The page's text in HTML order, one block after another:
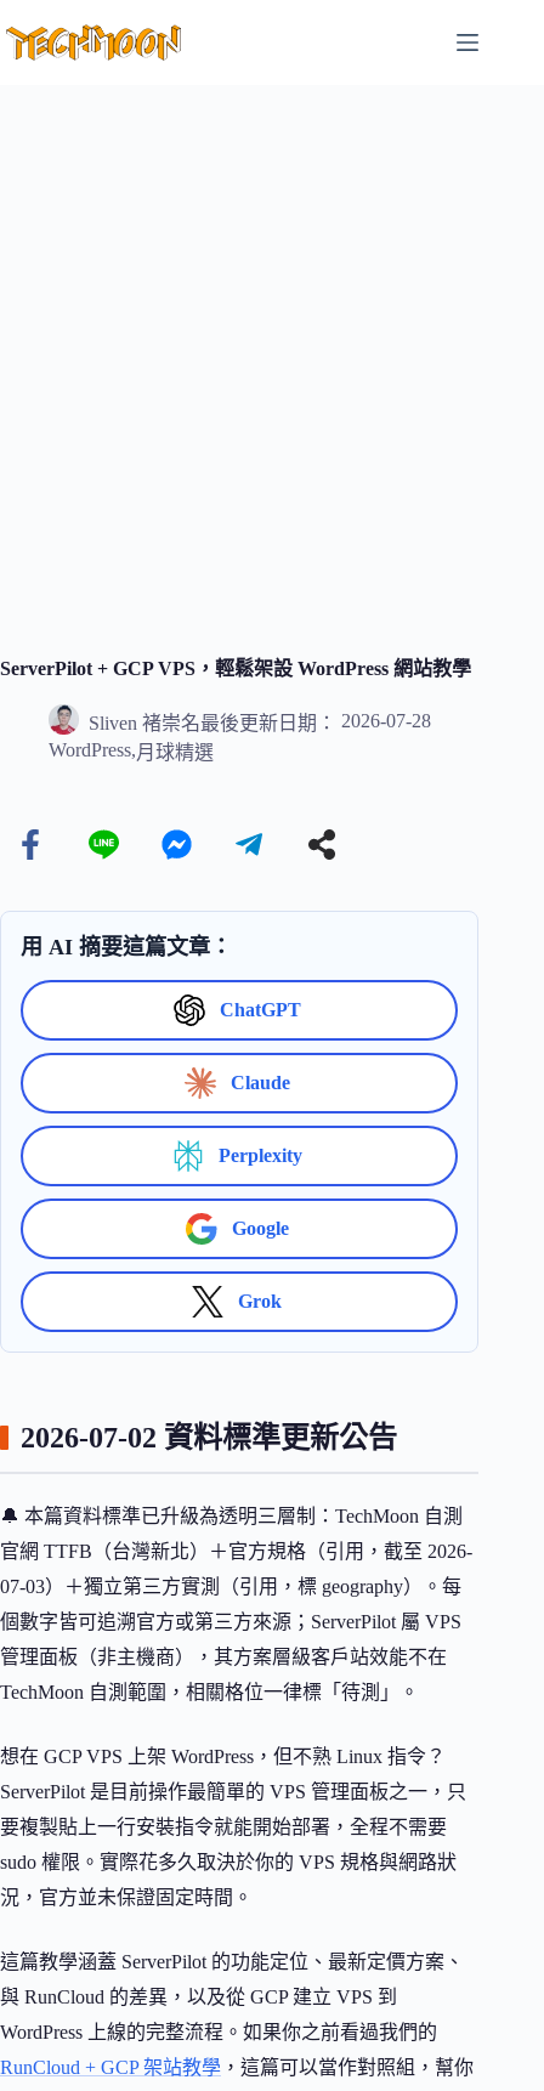
至
ServerPilot + GCP VPS，輕鬆架設 WordPress 網站教學
Sliven 褚崇名最後更新日期：
2026-07-28
WordPress,月球精選
用 AI 摘要這篇文章：
ChatGPT
Claude
Perplexity
Google
Grok
2026-07-02 資料標準更新公告
🔔 本篇資料標準已升級為透明三層制：TechMoon 自測
官網 TTFB（台灣新北）＋官方規格（引用，截至 2026-
07-03）＋獨立第三方實測（引用，標 geography）。每
個數字皆可追溯官方或第三方來源；ServerPilot 屬 VPS
管理面板（非主機商），其方案層級客戶站效能不在
TechMoon 自測範圍，相關格位一律標「待測」。
想在 GCP VPS 上架 WordPress，但不熟 Linux 指令？
ServerPilot 是目前操作最簡單的 VPS 管理面板之一，只
要複製貼上一行安裝指令就能開始部署，全程不需要
sudo 權限。實際花多久取決於你的 VPS 規格與網路狀
況，官方並未保證固定時間。
這篇教學涵蓋 ServerPilot 的功能定位、最新定價方案、
與 RunCloud 的差異，以及從 GCP 建立 VPS 到
WordPress 上線的完整流程。如果你之前看過我們的
RunCloud + GCP 架站教學 ，這篇可以當作對照組，幫你